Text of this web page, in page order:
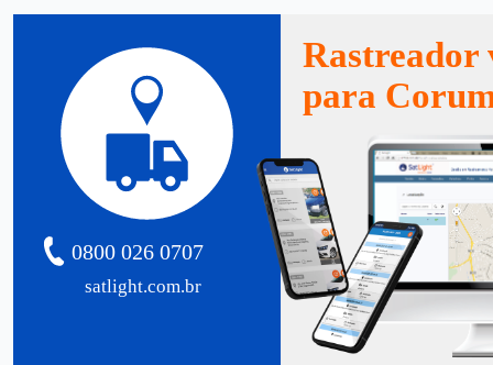
satlight.com.br
0800 026 0707
Rastreador
para